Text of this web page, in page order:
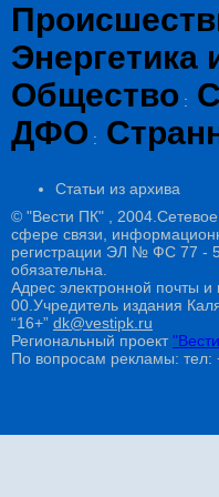
Энергетика
Общество :
ДФО :
Статьи из архива
© "Вести ПК" ,
сфере связи,
регистрации ЭЛ № ФС 77 -
обязательна.
Адрес электронной почты
00.Учредитель издания
“16+” dk@vestipk.ru
Региональный проект
По вопросам рекламы: тел: